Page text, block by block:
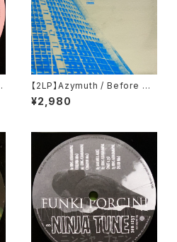
【2LP】Azymuth / Before We
Forget (Far Out Recording
s) (FARO 046DLP)
¥2,980